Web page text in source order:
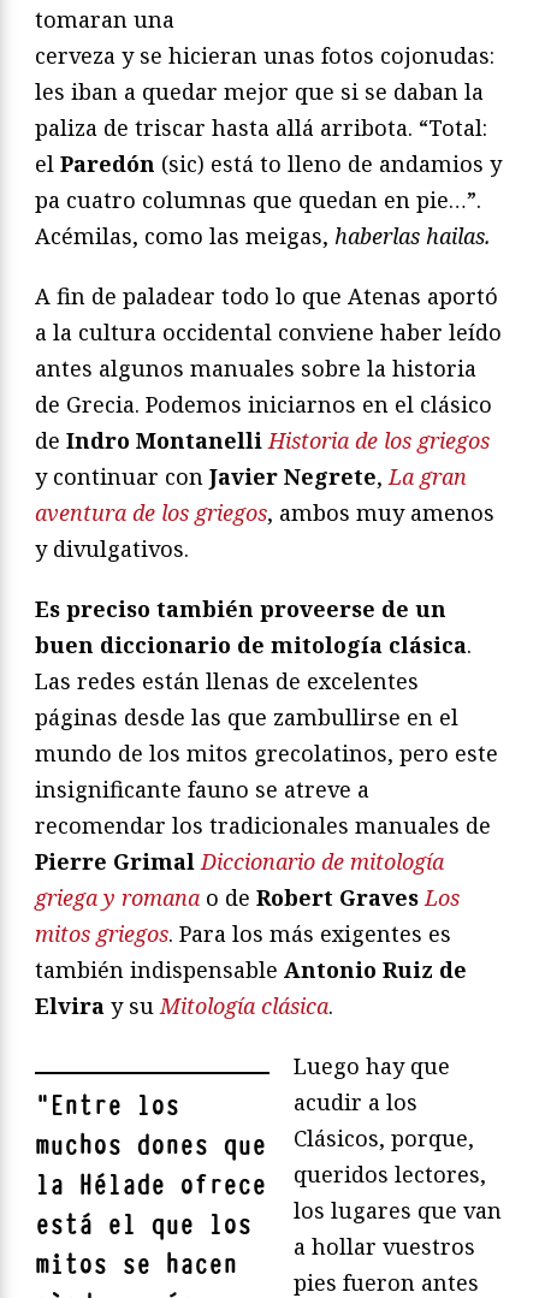
tomaran una
cerveza y se hicieran unas fotos cojonudas:
les iban a quedar mejor que si se daban la
paliza de triscar hasta allá arribota. “Total:
el Paredón (sic) está to lleno de andamios y
pa cuatro columnas que quedan en pie…”.
Acémilas, como las meigas, haberlas hailas.
A fin de paladear todo lo que Atenas aportó
a la cultura occidental conviene haber leído
antes algunos manuales sobre la historia
de Grecia. Podemos iniciarnos en el clásico
de Indro Montanelli Historia de los griegos
y continuar con Javier Negrete,La gran
aventura de los griegos, ambos muy amenos
y divulgativos.
Es preciso también proveerse de un
buen diccionario de mitología clásica.
Las redes están llenas de excelentes
páginas desde las que zambullirse en el
mundo de los mitos grecolatinos, pero este
insignificante fauno se atreve a
recomendar los tradicionales manuales de
Pierre Grimal Diccionario de mitología
griega y romana o de Robert Graves Los
mitos griegos. Para los más exigentes es
también indispensable Antonio Ruiz de
Elvira y suMitología clásica.
"Entre los
muchos dones que
la Hélade ofrece
está el que los
mitos se hacen
Luego hay que
acudir a los
Clásicos, porque,
queridos lectores,
los lugares que van
a hollar vuestros
pies fueron antes